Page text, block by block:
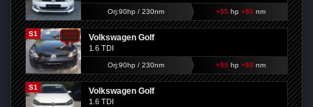
Orj:90hp / 230nm +55hp +80 nm
S1 Volkswagen Golf
1.6 TDI
Orj:90hp / 230nm +55hp +80 nm
S1 Volkswagen Golf
1.6 TDI